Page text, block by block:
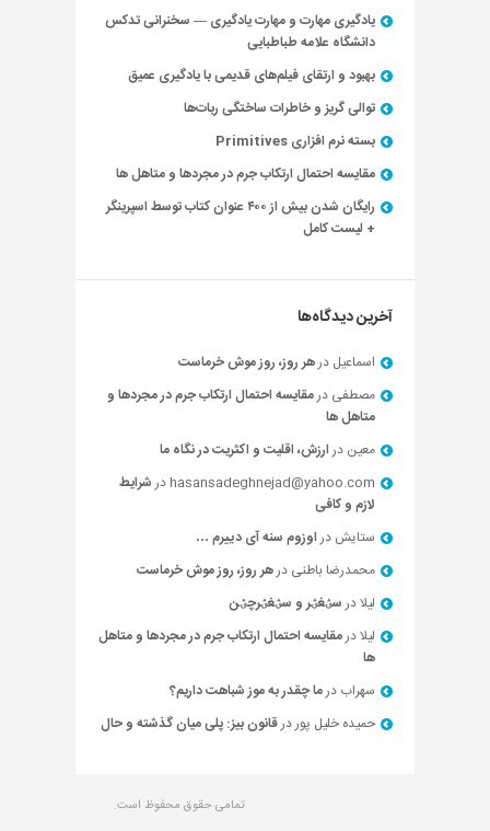
یادگیری مهارت و مهارت یادگیری — سخنرانی تدکس
دانشگاه علامه طباطبایی
بهبود و ارتقای فیلم‌های قدیمی با یادگیری عمیق
توالی گریز و خاطرات ساختگی ربات‌ها
بسته نرم افزاری Primitives
مقایسه احتمال ارتکاب جرم در مجردها و متاهل ها
رایگان شدن بیش از ۴۰۰ عنوان کتاب توسط اسپرینگر
+ لیست کامل
آخرین دیدگاه‌ها
اسماعیل درهر روز، روز موش خرماست
مصطفی درمقایسه احتمال ارتکاب جرم در مجردها و
متاهل ها
معین درارزش، اقلیت و اکثریت در نگاه ما
hasansadeghnejad@yahoo.com درشرایط
لازم و کافی
ستایش دراوزوم سنه آی دییرم …
محمدرضا باطنی درهر روز، روز موش خرماست
لیلادرسؽغؽر و سؽغؽرچؽن
لیلادرمقایسه احتمال ارتکاب جرم در مجردها و متاهل
ها
سهراب درما چقدر به موز شباهت داریم؟
حميده خليل پوردرقانون بیز: پلی میان گذشته و حال
تمامی حقوق محفوظ است.